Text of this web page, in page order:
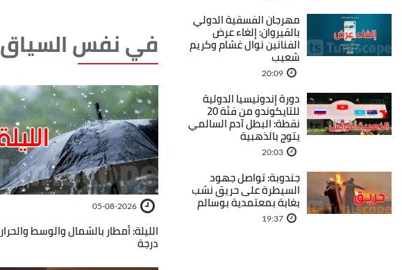
في نفس السياق
05-08-2026
درجة
مهرجان الفسقية الدولي
بالقيروان: إلغاء عرض
الفنانين نوال غشام وكريم
شعيب
20:09
دورة إندونيسيا الدولية
للتايكوندو من فئة 20
نقطة: البطل آدم السالمي
يتوج بالذهبية
20:03
جندوبة: تواصل جهود
السيطرة على حريق نشب
بغابة بمعتمدية بوسالم
19:37